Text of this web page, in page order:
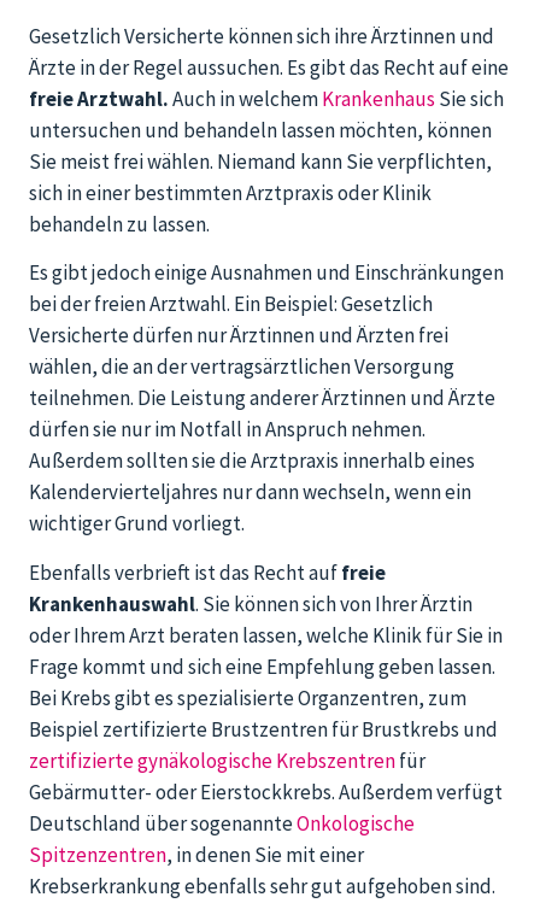
Gesetzlich Versicherte können sich ihre Ärztinnen und
Ärzte in der Regel aussuchen. Es gibt das Recht auf eine
freie Arztwahl.Auch in welchemKrankenhaus Sie sich
untersuchen und behandeln lassen möchten, können
Sie meist frei wählen. Niemand kann Sie verpflichten,
sich in einer bestimmten Arztpraxis oder Klinik
behandeln zu lassen.
Es gibt jedoch einige Ausnahmen und Einschränkungen
bei der freien Arztwahl. Ein Beispiel: Gesetzlich
Versicherte dürfen nur Ärztinnen und Ärzten frei
wählen, die an der vertragsärztlichen Versorgung
teilnehmen. Die Leistung anderer Ärztinnen und Ärzte
dürfen sie nur im Notfall in Anspruch nehmen.
Außerdem sollten sie die Arztpraxis innerhalb eines
Kalendervierteljahres nur dann wechseln, wenn ein
wichtiger Grund vorliegt.
Ebenfalls verbrieft ist das Recht auffreie
Krankenhauswahl. Sie können sich von Ihrer Ärztin
oder Ihrem Arzt beraten lassen, welche Klinik für Sie in
Frage kommt und sich eine Empfehlung geben lassen.
Bei Krebs gibt es spezialisierte Organzentren, zum
Beispiel zertifizierte Brustzentren für Brustkrebs und
zertifizierte gynäkologische Krebszentrenfür
Gebärmutter- oder Eierstockkrebs. Außerdem verfügt
Deutschland über sogenannteOnkologische
Spitzenzentren, in denen Sie mit einer
Krebserkrankung ebenfalls sehr gut aufgehoben sind.